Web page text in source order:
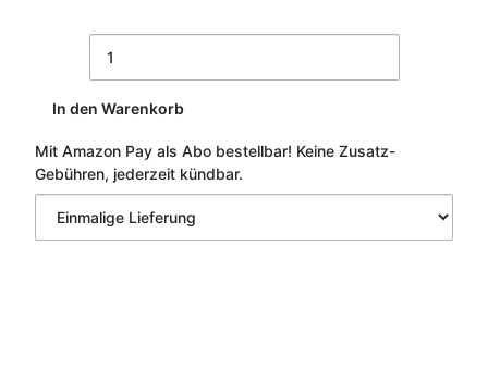
In den Warenkorb
Mit Amazon Pay als Abo bestellbar! Keine Zusatz-
Gebühren, jederzeit kündbar.